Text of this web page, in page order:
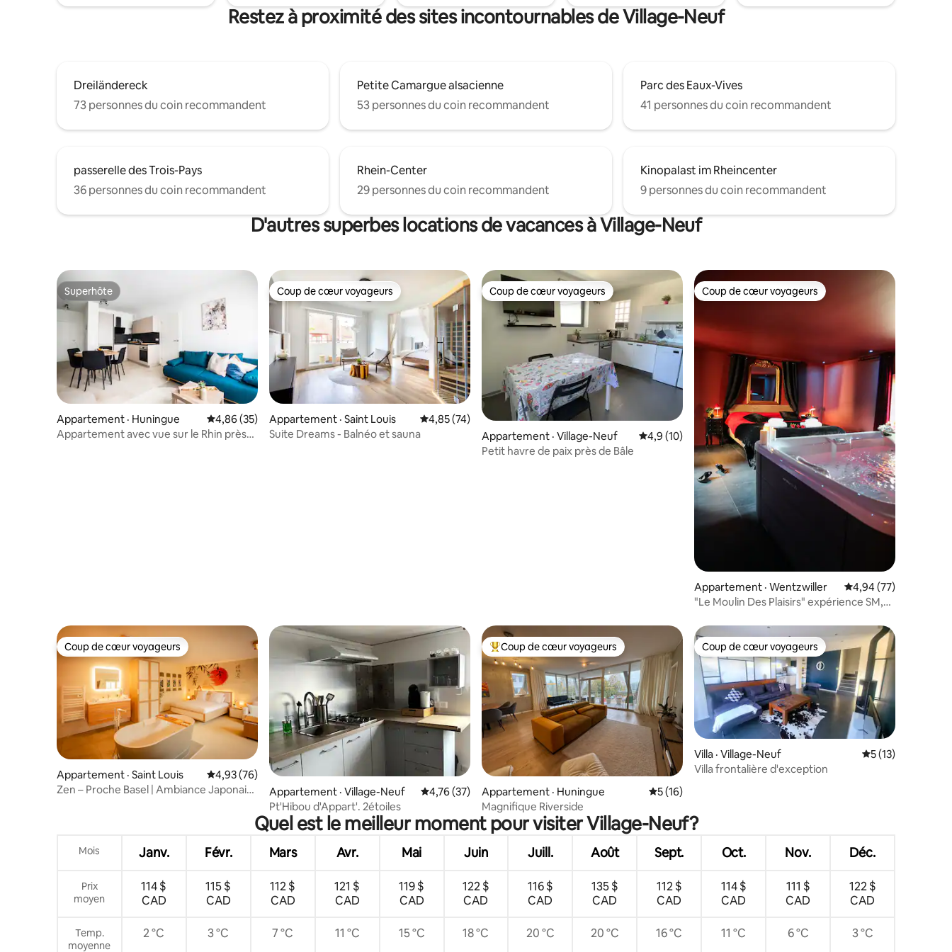
Restez à proximité des sites incontournables de Village-Neuf
Dreiländereck
73 personnes du coin recommandent
Petite Camargue alsacienne
53 personnes du coin recommandent
Parc des Eaux-Vives
41 personnes du coin recommandent
passerelle des Trois-Pays
36 personnes du coin recommandent
Rhein-Center
29 personnes du coin recommandent
Kinopalast im Rheincenter
9 personnes du coin recommandent
D'autres superbes locations de vacances à Village-Neuf
Superhôte
Superhôte
Appartement · Huningue Note moyenne de 4,86 sur 5, 35 commentaires
4,86 (35)
Appartement avec vue sur le Rhin près
Coup de cœur voyageurs
Coup de cœur voyageurs
Appartement · Saint Louis Note moyenne de 4,85 sur 5, 74 commentaires
4,85 (74)
Suite Dreams - Balnéo et sauna
Coup de cœur voyageurs
Coup de cœur voyageurs
Appartement · Village-Neuf Note moyenne de 4,9 sur 5, 10 commentaires
4,9 (10)
Petit havre de paix près de Bâle
Coup de cœur voyageurs
Coup de cœur voyageurs
Appartement · Wentzwiller Note moyenne de
4,94 (77)
"Le Moulin Des Plaisirs" expérience SM,
Coup de cœur voyageurs
Coup de cœur voyageurs
Appartement · Saint Louis Note moyenne de 4,93 sur 5, 76 commentaires
4,93 (76)
Zen – Proche Basel | Ambiance Japonaise
Appartement · Village-Neuf Note moyenne de 4,76 sur 5, 37 commentaires
4,76 (37)
Pt'Hibou d'Appart'. 2étoiles
Coup de cœur voyageurs parmi les plus aimés
Coup de cœur voyageurs
Appartement · Huningue Note moyenne de 5 sur 5, 16 commentaires
5 (16)
Magnifique Riverside
Coup de cœur voyageurs
Coup de cœur voyageurs
Villa · Village-Neuf Note moyenne
5 (13)
Villa frontalière d'exception
Quel est le meilleur moment pour visiter Village-Neuf?
Mois Janv. Févr. Mars Avr. Mai Juin Juill. Août Sept. Oct. Nov. Déc.
Prix
moyen
114 $
CAD
115 $
CAD
112 $
CAD
121 $
CAD
119 $
CAD
122 $
CAD
116 $
CAD
135 $
CAD
112 $
CAD
114 $
CAD
111 $
CAD
122 $
CAD
Temp.
moyenne
2 °C 3 °C 7 °C 11 °C 15 °C 18 °C 20 °C 20 °C 16 °C 11 °C 6 °C 3 °C